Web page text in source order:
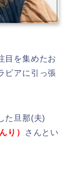
目を集めたお
ビアに引っ張
た旦那(夫)
り）
さんとい